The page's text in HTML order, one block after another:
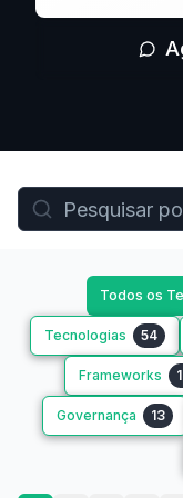
Todos os
Tecnologias 54
Frameworks
Governança 13